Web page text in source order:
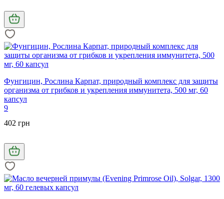
Фунгицин, Рослина Карпат, природный комплекс для защиты
организма от грибков и укрепления иммунитета, 500 мг, 60
капсул
9
402 грн